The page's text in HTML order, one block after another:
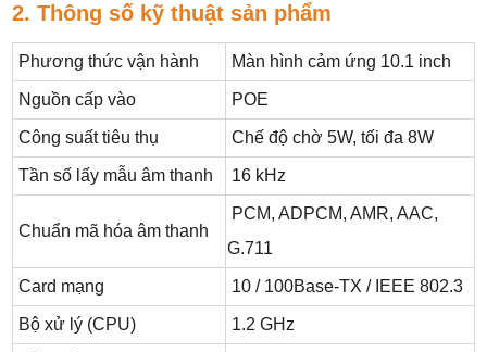
2. Thông số kỹ thuật sản phẩm
Phương thức vận hành Màn hình cảm ứng 10.1 inch
Nguồn cấp vào POE
Công suất tiêu thụ Chế độ chờ 5W, tối đa 8W
Tần số lấy mẫu âm thanh 16 kHz
Chuẩn mã hóa âm thanh
PCM, ADPCM, AMR, AAC,
G.711
Card mạng 10 / 100Base-TX / IEEE 802.3
Bộ xử lý (CPU) 1.2 GHz